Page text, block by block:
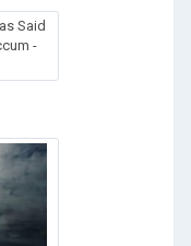
Said
-